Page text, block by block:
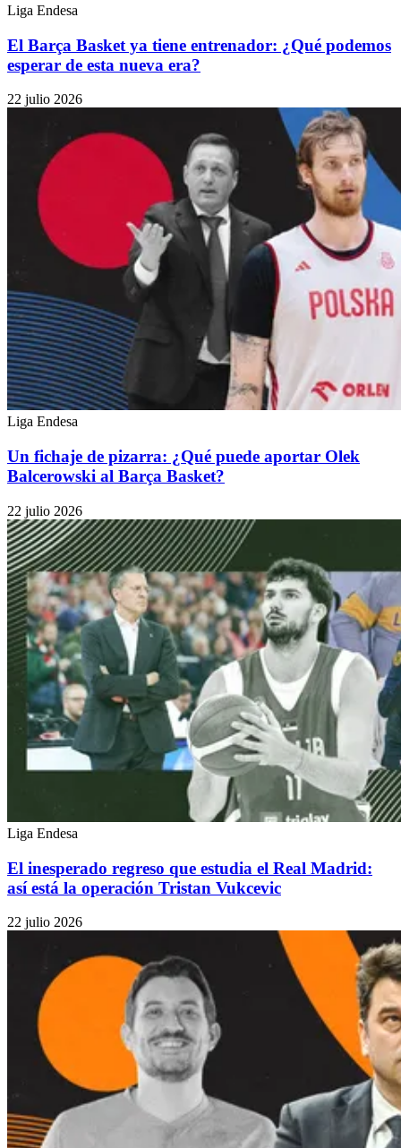
Liga Endesa
El Barça Basket ya tiene entrenador: ¿Qué podemos
esperar de esta nueva era?
22 julio 2026
Liga Endesa
Un fichaje de pizarra: ¿Qué puede aportar Olek
Balcerowski al Barça Basket?
22 julio 2026
Liga Endesa
El inesperado regreso que estudia el Real Madrid:
así está la operación Tristan Vukcevic
22 julio 2026